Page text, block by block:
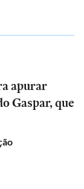
apurar
Gaspar, que